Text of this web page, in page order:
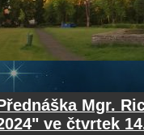
Mgr.
ve čtvrtek